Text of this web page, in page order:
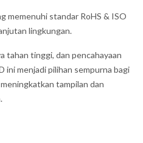
memenuhi standar RoHS & ISO
lingkungan.
tahan tinggi, dan pencahayaan
ini menjadi pilihan sempurna bagi
tampilan dan